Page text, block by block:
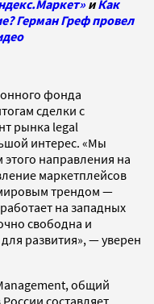
иКак
Герман Греф провел
фонда
сделки с
рынка legal
интерес. «Мы
направления на
маркетплейсов
трендом —
на западных
свободна и
развития», — уверен
общий
составляет